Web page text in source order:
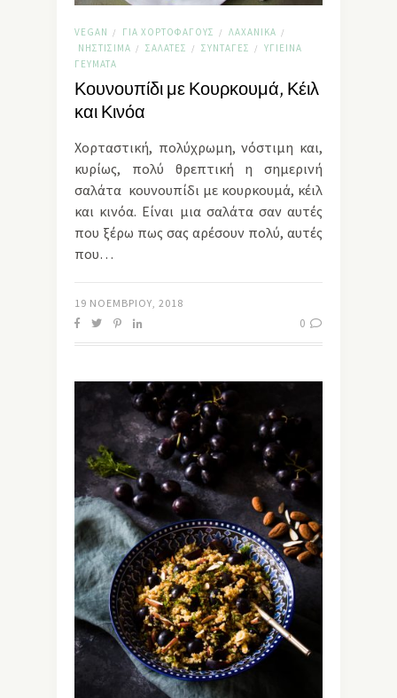
VEGAN / ΓΙΑ ΧΟΡΤΟΦΆΓΟΥΣ / ΛΑΧΑΝΙΚΆ /
ΝΗΣΤΊΣΙΜΑ / ΣΑΛΆΤΕΣ / ΣΥΝΤΑΓΈΣ /
ΥΓΙΕΙΝΆ
ΓΕΎΜΑΤΑ
Κουνουπίδι με Κουρκουμά, Κέιλ
και Κινόα
Χορταστική, πολύχρωμη, νόστιμη και,
κυρίως, πολύ θρεπτική η σημερινή
σαλάτα κουνουπίδι με κουρκουμά, κέιλ
και κινόα. Είναι μια σαλάτα σαν αυτές
που ξέρω πως σας αρέσουν πολύ, αυτές
που…
19 ΝΟΕΜΒΡΊΟΥ, 2018
0